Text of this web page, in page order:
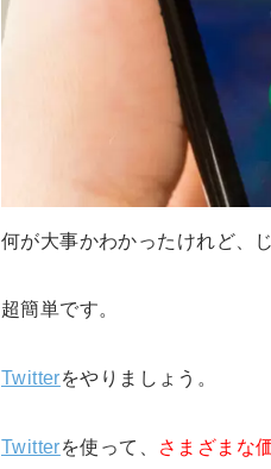
何が大事かわかったけれど、
超簡単です。
Twitterをやりましょう。
Twitterを使って、
さまざまな